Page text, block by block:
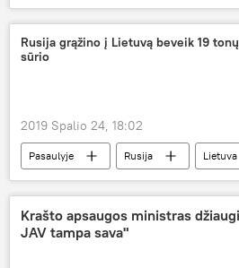
Lietuva
Viktoras Pranckietis
Europos Tarybos Parlamentinė Asamblėja
Rusija grąžino į Lietuvą beveik 19 tonų
sūrio
2019 Spalio 24, 18:02
Pasaulyje Rusija
Lietuva
sūris
Krašto apsaugos ministras
JAV tampa sava"